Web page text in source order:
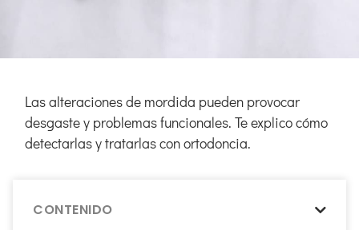
CONTENIDO
Las alteraciones de mordida pueden provocar
desgaste y problemas funcionales. Te explico cómo
detectarlas y tratarlas con ortodoncia.